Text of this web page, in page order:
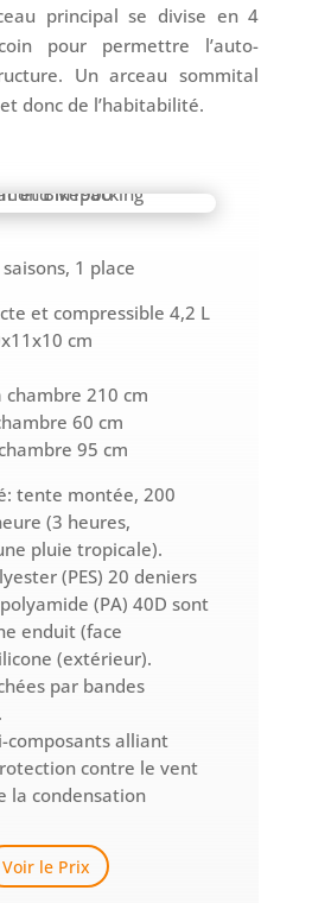
principal se divise en 4
pour permettre l’auto-
Un arceau sommital
donc de l’habitabilité.
1 place
et compressible 4,2 L
cm
chambre 210 cm
60 cm
95 cm
tente montée, 200
(3 heures,
pluie tropicale).
(PES) 20 deniers
(PA) 40D sont
enduit (face
(extérieur).
par bandes
composants alliant
contre le vent
la condensation
Voir le Prix